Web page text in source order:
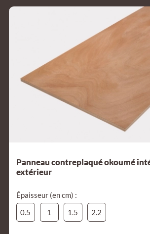
Panneau contreplaqué okoumé
extérieur
Épaisseur (en cm) :
0.5
1 1.5 2.2